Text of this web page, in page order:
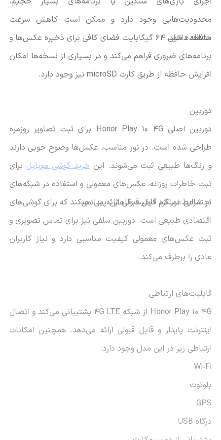
محدودیت‌هایی وجود دارد و ممکن است کاهش سرعت
مشاهده شود.
حافظه داخلی 64 گیگابایت فضای کافی برای ذخیره عکس‌ها و
برنامه‌های ضروری فراهم می‌کند و در بسیاری از نسخه‌ها امکان
افزایش حافظه از طریق کارت microSD نیز وجود دارد.
دوربین
دوربین اصلی Honor Play 10 4G برای ثبت تصاویر روزمره
طراحی شده است. در نور مناسب، عکس‌ها وضوح خوبی دارند
و رنگ‌ها طبیعی ثبت می‌شوند. اینخرید گوشی موبایل برای
ثبت خاطرات روزانه، عکس‌های معمولی و استفاده در شبکه‌های
اجتماعی عملکرد قابل قبولی ارائه می‌دهد.
در شرایط نور کم کیفیت کاهش پیدا می‌کند که برای گوشی‌های
اقتصادی طبیعی است. دوربین سلفی نیز برای تماس تصویری و
ثبت عکس‌های معمولی کیفیت مناسبی دارد و نیاز کاربران
عادی را برطرف می‌کند.
قابلیت‌های ارتباطی
Honor Play 10 4G از شبکه 4G LTE پشتیبانی می‌کند و اتصال
اینترنت پایدار و قابل قبولی ارائه می‌دهد. همچنین امکانات
ارتباطی زیر در این مدل وجود دارد:
Wi‑Fi
بلوتوث
GPS
درگاه USB